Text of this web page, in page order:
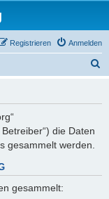
Anmelden
Registrieren
die Daten
gesammelt werden.
gesammelt: